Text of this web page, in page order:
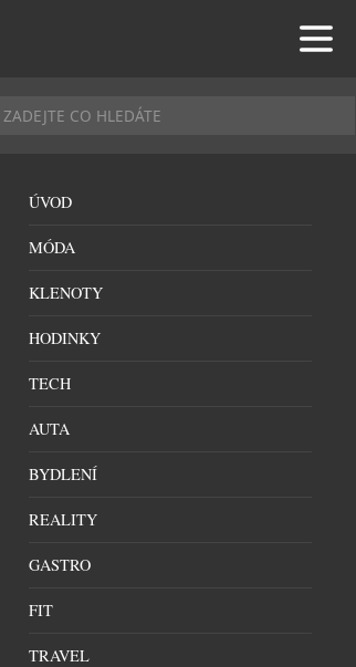
ÚVOD
MÓDA
KLENOTY
HODINKY
TECH
AUTA
BYDLENÍ
REALITY
GASTRO
FIT
TRAVEL